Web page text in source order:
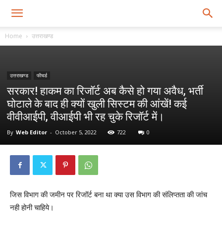
Home उत्तराखण्ड
उत्तराखण्ड फीचर्ड
सरकार! हाकम का रिजॉर्ट अब कैसे हो गया अवैध, भर्ती
घोटाले के बाद ही क्यों खुली सिस्टम की आंखें! कई
वीवीआईपी, वीआईपी भी रह चुके रिजॉर्ट में।
By Web Editor - October 5, 2022 722 0
जिस विभाग की जमीन पर रिजॉर्ट बना था क्या उस विभाग की संलिप्तता की जांच
नही होनी चाहिये।